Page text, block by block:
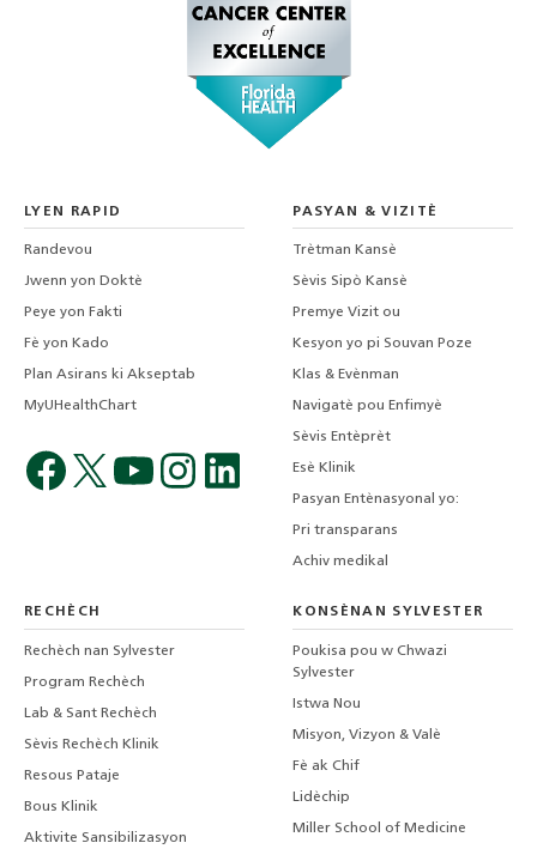
LYEN RAPID
Randevou
Jwenn yon Doktè
Peye yon Fakti
Fè yon Kado
Plan Asirans ki Akseptab
MyUHealthChart
PASYAN & VIZITÈ
Trètman Kansè
Sèvis Sipò Kansè
Premye Vizit ou
Kesyon yo pi Souvan Poze
Klas & Evènman
Navigatè pou Enfimyè
Sèvis Entèprèt
Esè Klinik
Pasyan Entènasyonal yo:
Pri transparans
Achiv medikal
RECHÈCH
Rechèch nan Sylvester
Program Rechèch
Lab & Sant Rechèch
Sèvis Rechèch Klinik
Resous Pataje
Bous Klinik
Aktivite Sansibilizasyon
KONSÈNAN SYLVESTER
Poukisa pou w Chwazi
Sylvester
Istwa Nou
Misyon, Vizyon & Valè
Fè ak Chif
Lidèchip
Miller School of Medicine